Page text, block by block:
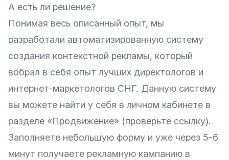
А есть ли решение?
Понимая весь описанный опыт, мы
разработали автоматизированную систему
создания контекстной рекламы, который
вобрал в себя опыт лучших директологов и
интернет-маркетологов СНГ. Данную систему
вы можете найти у себя в личном кабинете в
разделе «Продвижение» (проверьте ссылку).
Заполняете небольшую форму и уже через 5-6
минут получаете рекламную кампанию в